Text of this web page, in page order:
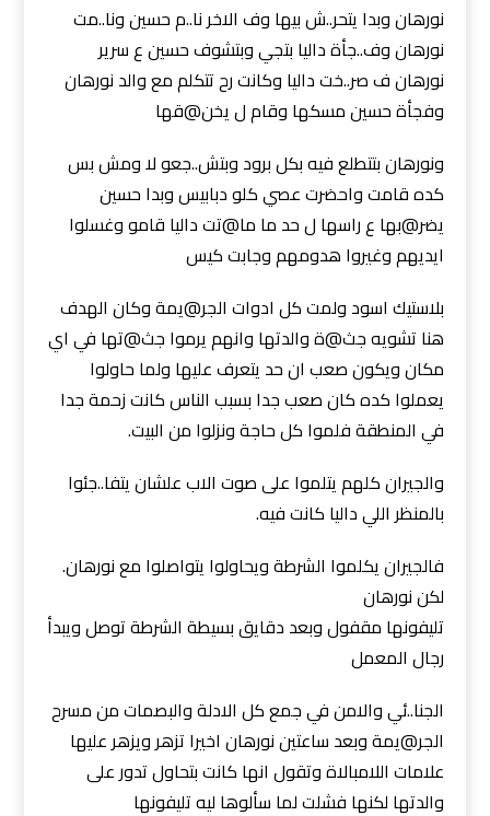
نورهان وبدا يتحر..ش بيها وف الاخر نا..م حسين ونا..مت
نورهان وف..جأة داليا بتجي وبتشوف حسين ع سرير
نورهان ف صر..خت داليا وكانت رح تتكلم مع والد نورهان
وفجأة حسين مسكها وقام ل يخن@قها
ونورهان بتتطلع فيه بكل برود وبتش..جعو لا ومش بس
كده قامت واحضرت عصي كلو دبابيس وبدا حسين
يضر@بها ع راسها ل حد ما ما@تت داليا قامو وغسلوا
ايديهم وغيروا هدومهم وجابت كيس
بلاستيك اسود ولمت كل ادوات الجر@يمة وكان الهدف
هنا تشويه جث@ة والدتها وانهم يرموا جث@تها في اي
مكان ويكون صعب ان حد يتعرف عليها ولما حاولوا
يعملوا كده كان صعب جدا بسبب الناس كانت زحمة جدا
في المنطقة فلموا كل حاجة ونزلوا من البيت.
والجيران كلهم يتلموا على صوت الاب علشان يتفا..جئوا
بالمنظر اللي داليا كانت فيه.
فالجيران يكلموا الشرطة ويحاولوا يتواصلوا مع نورهان.
لكن نورهان
تليفونها مقفول وبعد دقايق بسيطة الشرطة توصل ويبدأ
رجال المعمل
الجنا..ئي والامن في جمع كل الادلة والبصمات من مسرح
الجر@يمة وبعد ساعتين نورهان اخيرا تزهر ويزهر عليها
علامات اللامبالاة وتقول انها كانت بتحاول تدور على
والدتها لكنها فشلت لما سألوها ليه تليفونها